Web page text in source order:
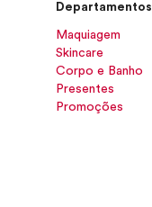
Departamentos
Maquiagem
Skincare
Corpo e Banho
Presentes
Promoções